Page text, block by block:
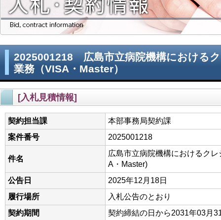
2025001218 広島市立病院機構における
業務（VISA・Master）
[入札見積情報]
契約担当課
本部事務局契約課
案件番号
2025001218
件名
広島市立病院機構におけるク
A・Master)
公告日
2025年12月18日
履行場所
入札公告のとおり
契約期間
契約締結の日から2031年03月